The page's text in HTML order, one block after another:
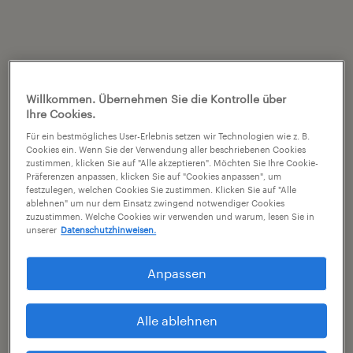
Willkommen. Übernehmen Sie die Kontrolle über
Ihre Cookies.
Für ein bestmögliches User-Erlebnis setzen wir Technologien wie z. B.
Cookies ein. Wenn Sie der Verwendung aller beschriebenen Cookies
zustimmen, klicken Sie auf "Alle akzeptieren". Möchten Sie Ihre Cookie-
Präferenzen anpassen, klicken Sie auf "Cookies anpassen", um
festzulegen, welchen Cookies Sie zustimmen. Klicken Sie auf "Alle
ablehnen" um nur dem Einsatz zwingend notwendiger Cookies
zuzustimmen. Welche Cookies wir verwenden und warum, lesen Sie in
unserer Datenschutzhinweisen.
Anpassen
Alle ablehnen